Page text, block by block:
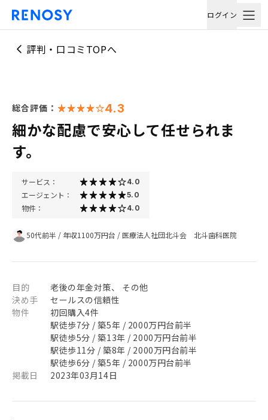
ログイン
評判・口コミTOPへ
総合評価： 4.3
細かな配慮で安心して任せられま
す。
サービス： 4.0
エージェント： 5.0
物件： 4.0
50代前半 / 年収1100万円台 /医療法人社団北斗会 北斗歯科医院
目的
老後の年金対策、 その他
決め手
セールスの信頼性
物件
初回購入4件
駅徒歩7分 / 築5年 / 2000万円台前半
駅徒歩5分 / 築13年 / 2000万円台前半
駅徒歩11分 / 築8年 / 2000万円台前半
駅徒歩6分 / 築5年 / 2000万円台前半
掲載日
2023年03月14日